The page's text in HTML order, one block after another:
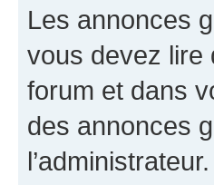
Les annonces
vous devez lire
forum et dans
des annonces
l’administrateur.